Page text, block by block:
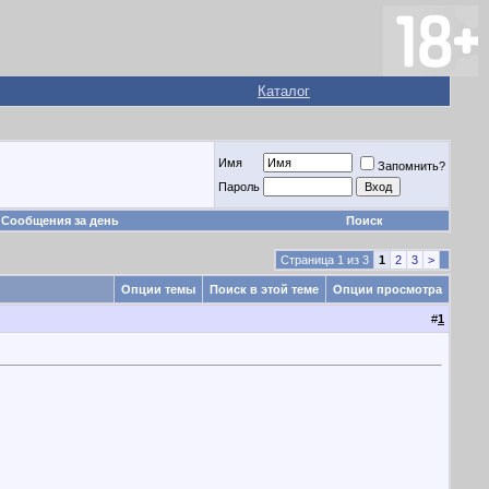
Каталог
Имя
Запомнить?
Пароль
Сообщения за день Поиск
Страница 1 из 3 1 2 3 >
Опции темы Поиск в этой теме Опции просмотра
#1